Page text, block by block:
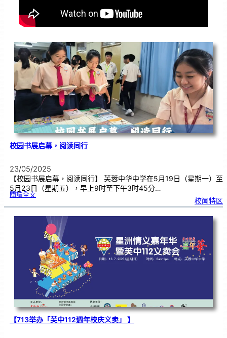
校园书展启幕，阅读同行
23/05/2025
【校园书展启幕，阅读同行】 芙蓉中华中学在5月19日（星期一）至
5月23日（星期五），早上9时至下午3时45分…
閱讀全文:校
展
幕
，
校闻特区
【713举办「芙中112週年校庆义卖」 】